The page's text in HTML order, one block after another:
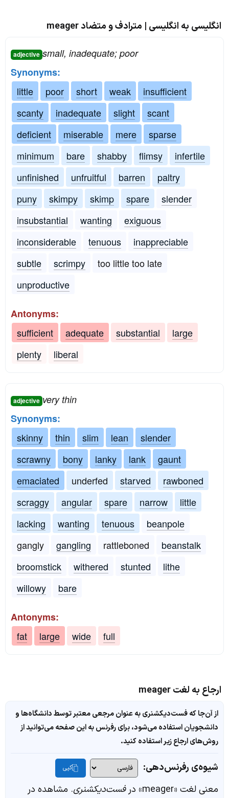
انگلیسی به انگلیسی | مترادف و متضاد meager
adjective small, inadequate; poor
Synonyms:
little
poor short weak
insufficient
scanty
inadequate slight
scant
deficient
miserable mere
sparse
minimum
bare shabby flimsy
infertile
unfinished
unfruitful barren
paltry
puny
skimpy skimp spare
slender
insubstantial
wanting
exiguous
inconsiderable
tenuous
inappreciable
subtle
scrimpy
too little too late
unproductive
Antonyms:
sufficient
adequate substantial
large
plenty
liberal
adjective very thin
Synonyms:
skinny
thin slim lean
slender
scrawny
bony lanky lank
gaunt
emaciated
underfed starved
rawboned
scraggy
angular spare narrow
little
lacking
wanting tenuous
beanpole
gangly
gangling rattleboned
beanstalk
broomstick
withered stunted
lithe
willowy
bare
Antonyms:
fat
large wide full
ارجاع به لغت meager
از آن‌جا که فست‌دیکشنری به عنوان مرجعی معتبر توسط دانشگاه‌ها و
دانشجویان استفاده می‌شود، برای رفرنس به این صفحه می‌توانید از
روش‌های ارجاع زیر استفاده کنید.
شیوه‌ی رفرنس‌دهی: کپی
معنی لغت «meager» در فست‌دیکشنری. مشاهده در